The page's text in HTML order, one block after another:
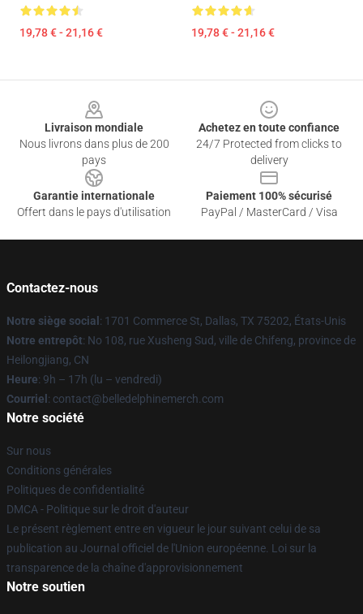
19,78 € - 21,16 € 19,78 € - 21,16 €
Livraison mondiale
Nous livrons dans plus de 200
pays
Achetez en toute confiance
24/7 Protected from clicks to
delivery
Garantie internationale
Offert dans le pays d'utilisation
Paiement 100% sécurisé
PayPal / MasterCard / Visa
Contactez-nous
Notre siège social : 1701 Commerce St, Dallas, TX 75202, États-Unis
Notre entrepôt: No 108, rue Xusheng Sud, ville de Chifeng, province de
Heilongjiang, CN
Heure: 9h – 17h (lu – vendredi)
Courriel : contact@belledelphinemerch.com
Notre société
Sur nous
Conditions générales
Politiques de confidentialité
DMCA - Politique sur le droit d'auteur
Le présent règlement entre en vigueur le jour suivant celui de sa
publication au Journal officiel de l'Union européenne. Loi sur la
transparence de la chaîne d'approvisionnement
Notre soutien